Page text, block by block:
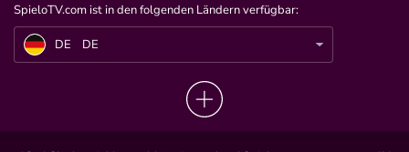
SpieloTV.com ist in den folgenden Ländern verfügbar:
DE
DE